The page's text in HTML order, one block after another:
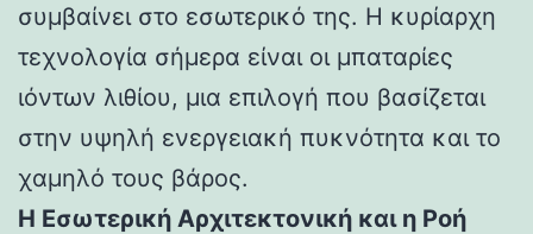
συμβαίνει στο εσωτερικό της. Η κυρίαρχη
τεχνολογία σήμερα είναι οι μπαταρίες
ιόντων λιθίου, μια επιλογή που βασίζεται
στην υψηλή ενεργειακή πυκνότητα και το
χαμηλό τους βάρος.
Η Εσωτερική Αρχιτεκτονική και η Ροή